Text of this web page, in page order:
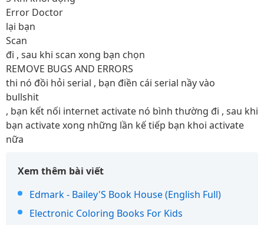
Error Doctor
lại bạn
Scan
đi , sau khi scan xong bạn chọn
REMOVE BUGS AND ERRORS
thi nó đồi hỏi serial , bạn điền cái serial nầy vào
bullshit
, bạn kết nối internet activate nó bình thường đi , sau khi
bạn activate xong những lần kế tiếp bạn khoi activate
nữa
Xem thêm bài viết
Edmark - Bailey'S Book House (English Full)
Electronic Coloring Books For Kids